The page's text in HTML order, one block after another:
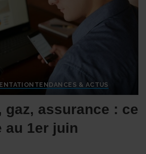
TENDANCES & ACTUS
gaz, assurance : ce
au 1er juin